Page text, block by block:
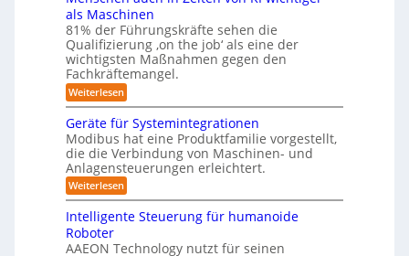
m
f
ü
r
R
o
b
o
t
i
k
u
d
ä
u
m
e
b
i
I
S
O
-
K
l
s
o
n
m
i
l
i
t
ä
r
i
s
c
h
e
r
B
o
d
n
n
e
n
-
S
c
h
w
i
ß
c
o
b
o
t
ä
s
e
n
t
a
t
i
o
n
v
o
n
E
n
c
y
3
0
als Maschinen
81% der Führungskräfte sehen die
Qualifizierung ‚on the job‘ als eine der
wichtigsten Maßnahmen gegen den
Fachkräftemangel.
Weiterlesen:
M
n
s
c
h
e
n
u
h
Geräte für Systemintegrationen
Modibus hat eine Produktfamilie vorgestellt,
die die Verbindung von Maschinen- und
Anlagensteuerungen erleichtert.
Weiterlesen:
G
e
r
t
Intelligente Steuerung für humanoide
Roboter
AAEON Technology nutzt für seinen